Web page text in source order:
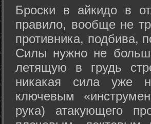
Броски в айкидо в
правило, вообще не
противника, подбива,
Силы нужно не
летящую в грудь
никакая сила уже
ключевым
рука) атакующего